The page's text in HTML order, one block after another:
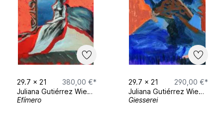
einzutauchen zu können.
K U N S T A U S S T E L L U N G E N
Ephemeral Spaces with Hope Bartley -
Mai 2026 München
29.7 x 21
380,00 €*
Juliana Gutiérrez Wiest
Efímero
29.7 x 21
290,00 €*
Juliana Gutiérrez Wiest
Giesserei